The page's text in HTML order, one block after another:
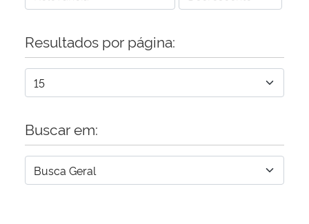
Resultados por página:
Buscar em: